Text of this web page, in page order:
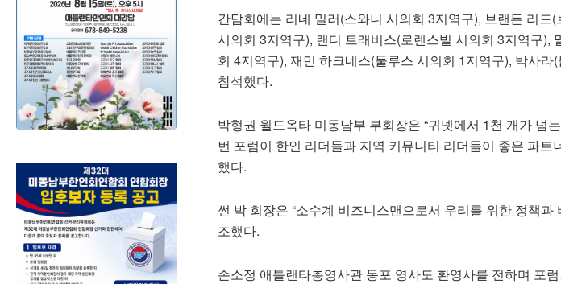
간담회에는 리네 밀러(스와니 시의회 3지역구), 브랜든 리드
시의회 3지역구), 랜디 트래비스(로렌스빌 시의회 3지역구),
회 4지역구), 재민 하크네스(둘루스 시의회 1지역구), 박사
참석했다.
박형권 월드옥타 미동남부 부회장은 “귀넷에서 1천 개가 넘
번 포럼이 한인 리더들과 지역 커뮤니티 리더들이 좋은 파트
했다.
썬 박 회장은 “소수계 비즈니스맨으로서 우리를 위한 정책
조했다.
손소정 애틀랜타총영사관 동포 영사도 환영사를 전하며 포